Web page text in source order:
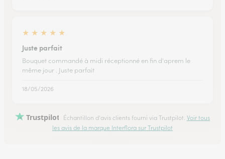
★ ★ ★ ★ ★
Juste parfait
Bouquet commandé à midi réceptionné en fin d'aprem le
même jour . Juste parfait
18/05/2026
Trustpilot Échantillon d'avis clients fourni via Trustpilot. Voir tous
les avis de la marque Interflora sur Trustpilot